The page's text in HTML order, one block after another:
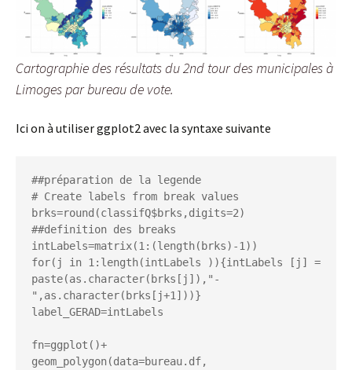
Cartographie des résultats du 2nd tour des municipales à
Limoges par bureau de vote.
Ici on à utiliser ggplot2 avec la syntaxe suivante
##préparation de la legende
# Create labels from break values
brks=round(classifQ$brks,digits=2)
##definition des breaks
intLabels=matrix(1:(length(brks)-1))
for(j in 1:length(intLabels )){intLabels [j] =
paste(as.character(brks[j]),"-
",as.character(brks[j+1]))}
label_GERAD=intLabels
fn=ggplot()+
geom_polygon(data=bureau.df,